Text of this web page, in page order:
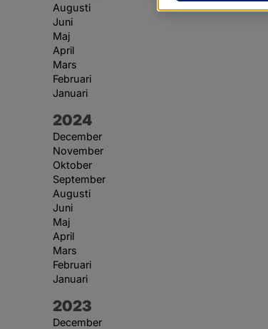
Augusti
Juni
Maj
April
Mars
Februari
Januari
År:
2024
December
November
Oktober
September
Augusti
Juni
Maj
April
Mars
Februari
Januari
År:
2023
December